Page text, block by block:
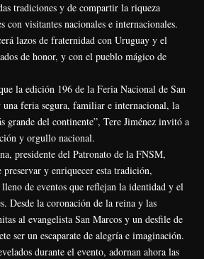
tradiciones y de compartir la riqueza
con visitantes nacionales e internacionales.
lazos de fraternidad con Uruguay y el
de honor, y con el pueblo mágico de
la edición 196 de la Feria Nacional de San
una feria segura, familiar e internacional, la
grande del continente”, Tere Jiménez invitó a
y orgullo nacional.
presidente del Patronato de la FNSM,
y enriquecer esta tradición,
de eventos que reflejan la identidad y el
Desde la coronación de la reina y las
al evangelista San Marcos y un desfile de
ser un escaparate de alegría e imaginación.
durante el evento, adornan ahora las